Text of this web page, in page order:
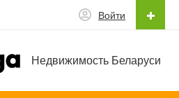
Недвижимость Беларуси
Войти